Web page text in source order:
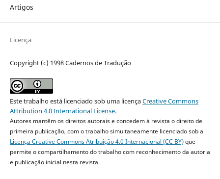
Artigos
Licença
Copyright (c) 1998 Cadernos de Tradução
Este trabalho está licenciado sob uma licençaCreative Commons
Attribution 4.0 International License.
Autores mantêm os direitos autorais e concedem à revista o direito de
primeira publicação, com o trabalho simultaneamente licenciado sob a
Licença Creative Commons Atribuição 4.0 Internacional (CC BY)que
permite o compartilhamento do trabalho com reconhecimento da autoria
e publicação inicial nesta revista.